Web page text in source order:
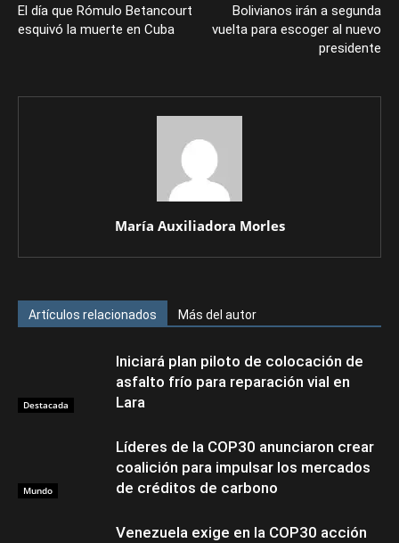
El día que Rómulo Betancourt
esquivó la muerte en Cuba
Bolivianos irán a segunda
vuelta para escoger al nuevo
presidente
María Auxiliadora Morles
Artículos relacionados Más del autor
Destacada
Iniciará plan piloto de colocación de
asfalto frío para reparación vial en
Lara
Mundo
Líderes de la COP30 anunciaron crear
coalición para impulsar los mercados
de créditos de carbono
Venezuela exige en la COP30 acción